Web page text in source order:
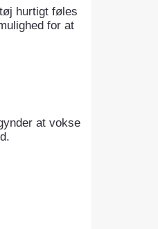
hurtigt føles
for at
at vokse